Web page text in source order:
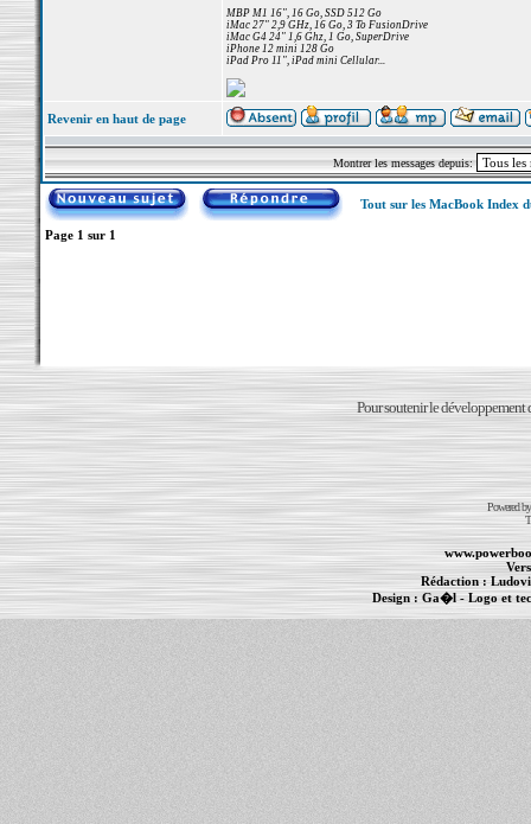
MBP M1 16", 16 Go, SSD 512 Go
iMac 27" 2,9 GHz, 16 Go, 3 To FusionDrive
iMac G4 24" 1,6 Ghz, 1 Go, SuperDrive
iPhone 12 mini 128 Go
iPad Pro 11", iPad mini Cellular...
Revenir en haut de page
Montrer les messages depuis:
Tout sur les MacBook Index
Page 1 sur 1
Pour soutenir le développement
Powered
Rédaction :
Design : Ga�l- Logo et
- MacBook Pro